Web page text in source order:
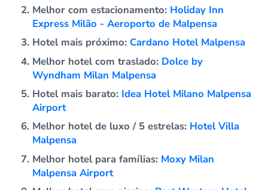
Melhor com estacionamento: Holiday Inn
Express Milão - Aeroporto de Malpensa
Hotel mais próximo: Cardano Hotel Malpensa
Melhor hotel com traslado: Dolce by
Wyndham Milan Malpensa
Hotel mais barato: Idea Hotel Milano Malpensa
Airport
Melhor hotel de luxo / 5 estrelas: Hotel Villa
Malpensa
Melhor hotel para famílias: Moxy Milan
Malpensa Airport